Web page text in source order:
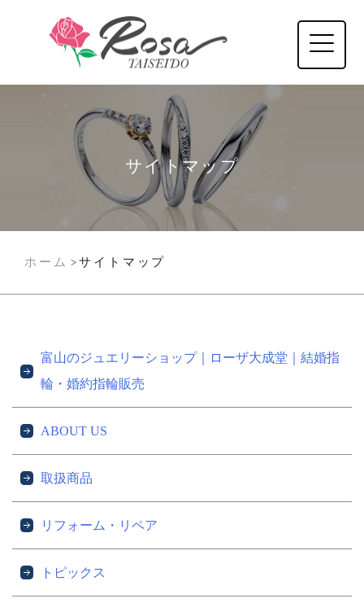
サイトマップ
ホーム > サイトマップ
富山のジュエリーショップ｜ローザ大成堂｜結婚指
輪・婚約指輪販売
ABOUT US
取扱商品
リフォーム・リペア
トピックス